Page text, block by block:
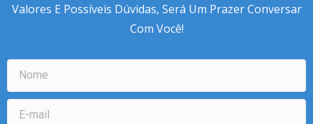
Valores E Possíveis Dúvidas, Será Um Prazer Conversar
Com Você!